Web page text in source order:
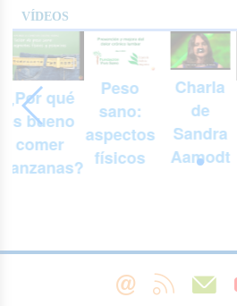
VÍDEOS
¿Por qué
es bueno
comer
Peso
sano:
aspectos
físicos
Charla
de
Sandra
Aamodt